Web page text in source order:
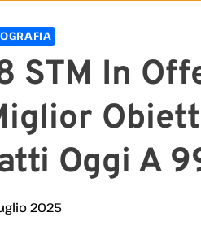
STM In
Oggi A
2025